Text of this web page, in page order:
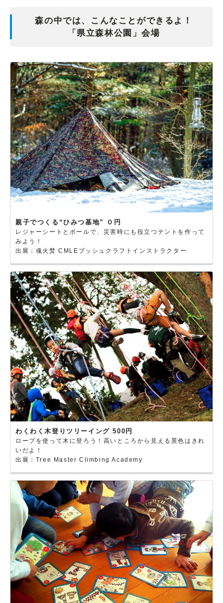
森の中では、こんなことができるよ！
「県立森林公園」会場
親子でつくる“ひみつ基地” ０円
レジャーシートとポールで、災害時にも役立つテントを作って
みよう！
出展：魂火焚 CMLEブッシュクラフトインストラクター
わくわく木登りツリーイング 500円
ロープを使って木に登ろう！高いところから見える景色はきれ
いだよ！
出展：Tree Master Climbing Academy